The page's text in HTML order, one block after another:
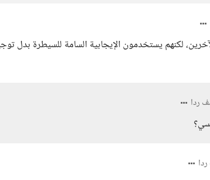
لكنهم يستخدمون الإيجابية السامة للسيطرة بدل
ردا